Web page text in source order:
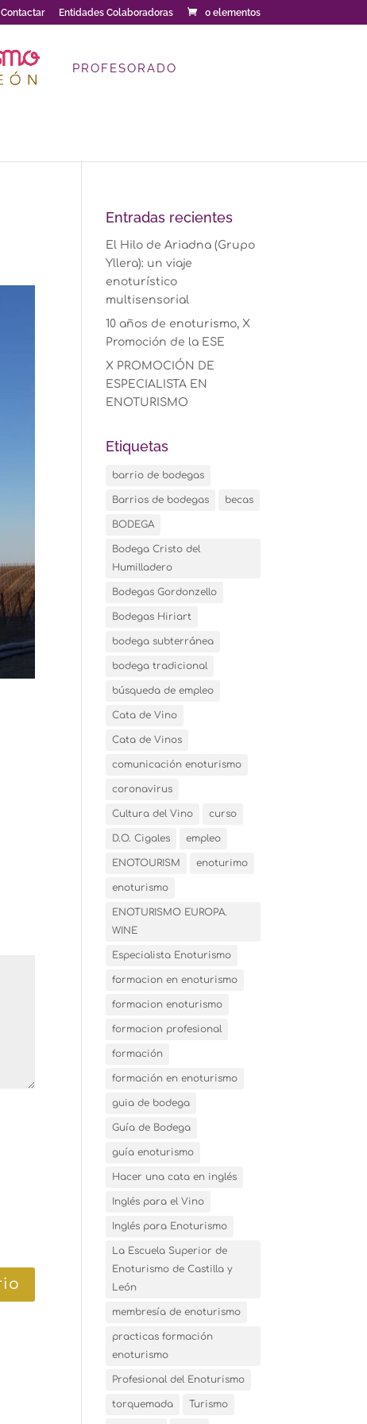
Contactar Entidades Colaboradoras 0 elementos
PROFESORADO
Entradas recientes
El Hilo de Ariadna (Grupo
Yllera): un viaje
enoturístico
multisensorial
10 años de enoturismo, X
Promoción de la ESE
X PROMOCIÓN DE
ESPECIALISTA EN
ENOTURISMO
Etiquetas
barrio de bodegas
Barrios de bodegas becas
BODEGA
Bodega Cristo del
Humilladero
Bodegas Gordonzello
Bodegas Hiriart
bodega subterránea
bodega tradicional
búsqueda de empleo
Cata de Vino
Cata de Vinos
comunicación enoturismo
coronavirus
Cultura del Vino curso
D.O. Cigales empleo
ENOTOURISM enoturimo
enoturismo
ENOTURISMO EUROPA.
WINE
Especialista Enoturismo
formacion en enoturismo
formacion enoturismo
formacion profesional
formación
formación en enoturismo
guia de bodega
Guía de Bodega
guía enoturismo
Hacer una cata en inglés
Inglés para el Vino
Inglés para Enoturismo
La Escuela Superior de
Enoturismo de Castilla y
León
membresía de enoturismo
practicas formación
enoturismo
Profesional del Enoturismo
torquemada Turismo